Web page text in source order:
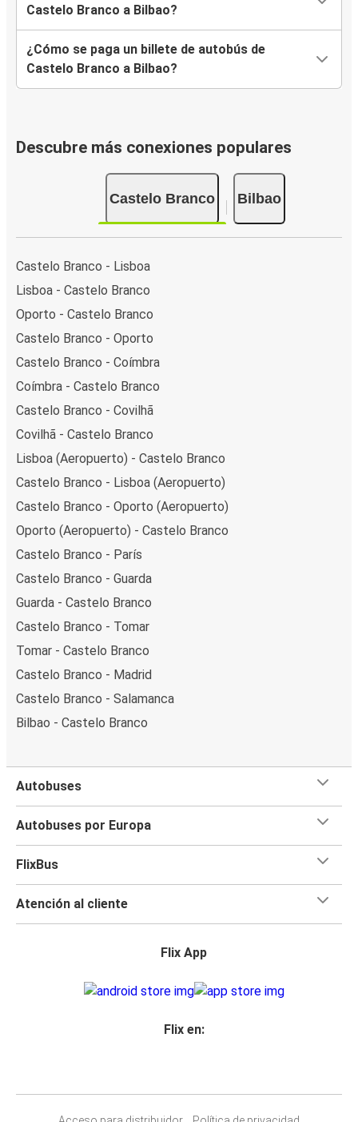
Castelo Branco a Bilbao?
¿Cómo se paga un billete de autobús de
Castelo Branco a Bilbao?
Descubre más conexiones populares
Castelo Branco Bilbao
Castelo Branco - Lisboa
Lisboa - Castelo Branco
Oporto - Castelo Branco
Castelo Branco - Oporto
Castelo Branco - Coímbra
Coímbra - Castelo Branco
Castelo Branco - Covilhã
Covilhã - Castelo Branco
Lisboa (Aeropuerto) - Castelo Branco
Castelo Branco - Lisboa (Aeropuerto)
Castelo Branco - Oporto (Aeropuerto)
Oporto (Aeropuerto) - Castelo Branco
Castelo Branco - París
Castelo Branco - Guarda
Guarda - Castelo Branco
Castelo Branco - Tomar
Tomar - Castelo Branco
Castelo Branco - Madrid
Castelo Branco - Salamanca
Bilbao - Castelo Branco
Autobuses
Autobuses por Europa
FlixBus
Atención al cliente
Flix App
Flix en: